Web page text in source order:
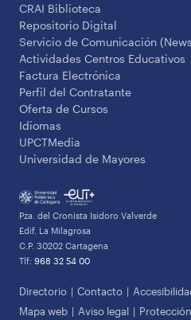
CRAI Biblioteca
Repositorio Digital
Servicio de Comunicación
Actividades Centros Educativos
Factura Electrónica
Perfil del Contratante
Oferta de Cursos
Idiomas
UPCTMedia
Universidad de Mayores
Pza. del Cronista Isidoro Valverde
Edif. La Milagrosa
C.P. 30202 Cartagena
Tlf: 968 32 54 00
Directorio Contacto
Mapa web
Aviso legal